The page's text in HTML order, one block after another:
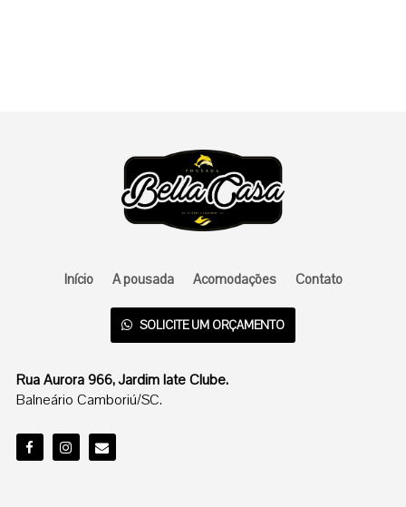
Início A pousada Acomodações Contato
SOLICITE UM ORÇAMENTO
Rua Aurora 966, Jardim Iate Clube.
Balneário Camboriú/SC.